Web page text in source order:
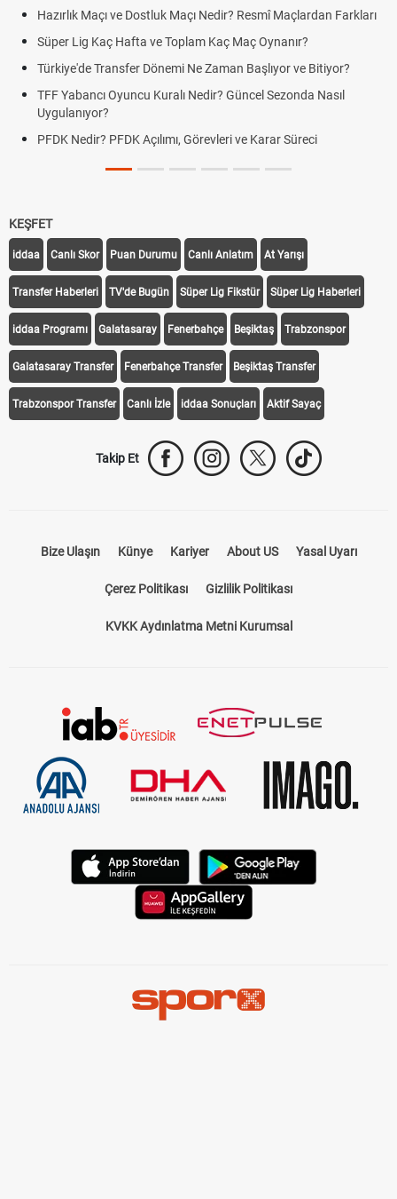
Hazırlık Maçı ve Dostluk Maçı Nedir? Resmî Maçlardan Farkları
Süper Lig Kaç Hafta ve Toplam Kaç Maç Oynanır?
Türkiye'de Transfer Dönemi Ne Zaman Başlıyor ve Bitiyor?
TFF Yabancı Oyuncu Kuralı Nedir? Güncel Sezonda Nasıl
Uygulanıyor?
PFDK Nedir? PFDK Açılımı, Görevleri ve Karar Süreci
KEŞFET
iddaa Canlı Skor Puan Durumu Canlı Anlatım At Yarışı
Transfer Haberleri TV'de Bugün Süper Lig Fikstür Süper Lig Haberleri
iddaa Programı Galatasaray Fenerbahçe Beşiktaş Trabzonspor
Galatasaray Transfer Fenerbahçe Transfer Beşiktaş Transfer
Trabzonspor Transfer Canlı İzle iddaa Sonuçları Aktif Sayaç
Takip Et
Bize Ulaşın Künye Kariyer About US Yasal Uyarı
Çerez Politikası Gizlilik Politikası
KVKK Aydınlatma Metni Kurumsal